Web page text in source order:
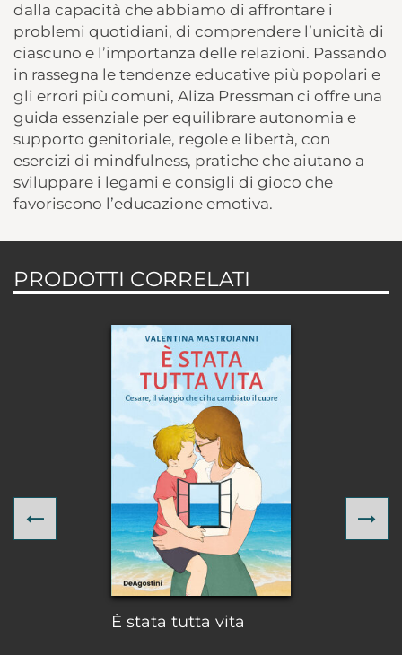
dalla capacità che abbiamo di affrontare i
problemi quotidiani, di comprendere l’unicità di
ciascuno e l’importanza delle relazioni. Passando
in rassegna le tendenze educative più popolari e
gli errori più comuni, Aliza Pressman ci offre una
guida essenziale per equilibrare autonomia e
supporto genitoriale, regole e libertà, con
esercizi di mindfulness, pratiche che aiutano a
sviluppare i legami e consigli di gioco che
favoriscono l’educazione emotiva.
PRODOTTI CORRELATI
È stata tutta vita
Previous